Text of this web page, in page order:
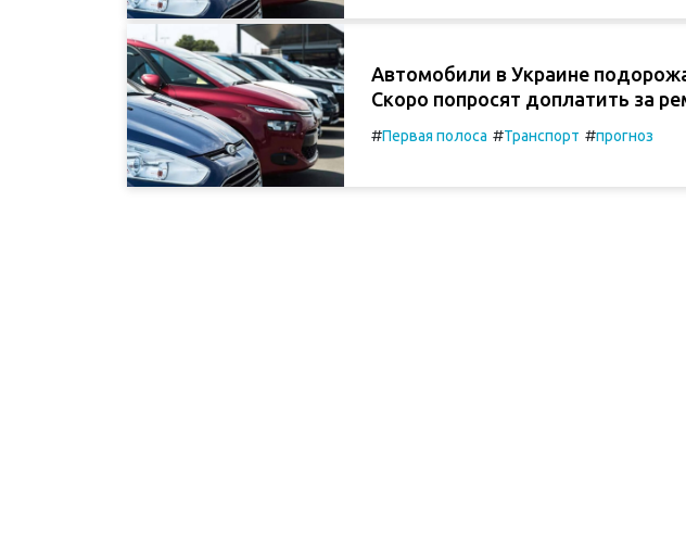
Автомобили в Украине
Скоро попросят доплатить за
#Первая полоса #Транспорт #прогноз